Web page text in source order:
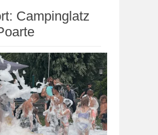
Campinglatz